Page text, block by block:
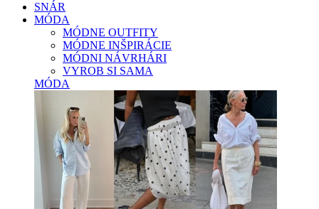
SNÁR
MÓDA
MÓDNE OUTFITY
MÓDNE INŠPIRÁCIE
MÓDNI NÁVRHÁRI
VYROB SI SAMA
MÓDA